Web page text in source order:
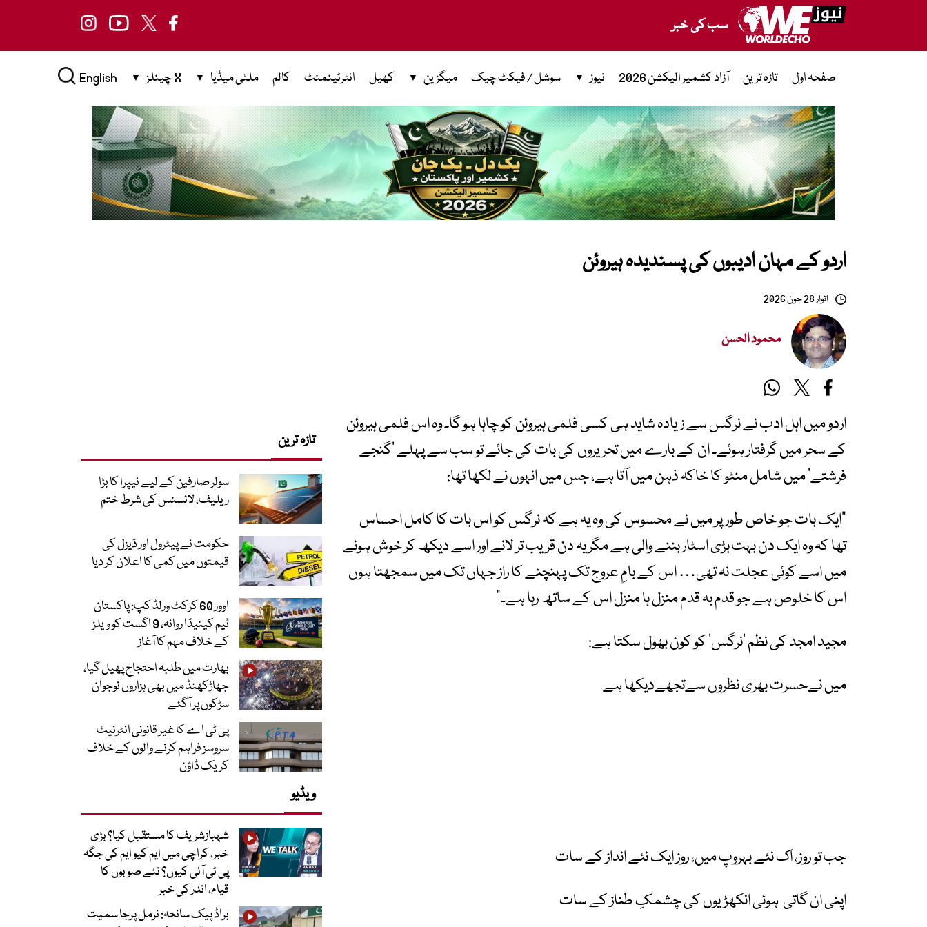
سب کی خبر
صفحہ اول تازہ ترین آزاد کشمیر الیکشن 2026 نیوز سوشل / فیکٹ چیک میگزین کھیل انٹرٹینمنٹ کالم ملٹی میڈیا X چینلز English
اردو کے مہان ادیبوں کی پسندیدہ ہیروئن
اتوار 28 جون 2026
محمود الحسن
اردو میں اہل ادب نے نرگس سے زیادہ شاید ہی کسی فلمی ہیروئن کو چاہا ہو گا۔ وہ اس فلمی ہیروئن
کے سحر میں گرفتار ہوئے۔ ان کے بارے میں تحریروں کی بات کی جائے تو سب سے پہلے‘گنجے
فرشتے‘میں شامل منٹو کا خاکہ ذہن میں آتا ہے، جس میں انہوں نے لکھا تھا:
”ایک بات جو خاص طور پر میں نے محسوس کی وہ یہ ہے کہ نرگس کو اس بات کا کامل احساس
تھا کہ وہ ایک دن بہت بڑی اسٹار بننے والی ہے مگر یہ دن قریب تر لانے اور اسے دیکھ کر خوش ہونے
میں اسے کوئی عجلت نہ تھی…اس کے بامِ عروج تک پہنچنے کا راز جہاں تک میں سمجھتا ہوں
اس کا خلوص ہے جو قدم بہ قدم منزل ہا منزل اس کے ساتھ رہا ہے۔“
مجید امجد کی نظم‘نرگس‘کو کون بھول سکتا ہے:
میں نےحسرت بھری نظروں سےتجھےدیکھا ہے
جب تو روز، اک نئے بہروپ میں، روز ایک نئے انداز کے سات
اپنی ان گاتیہوئی انکھڑیوں کی چشمکِ طناز کے سات
تازہ ترین
سولر صارفین کے لیے نیپرا کا بڑا
ریلیف، لائسنس کی شرط ختم
حکومت نے پیٹرول اور ڈیزل کی
قیمتوں میں کمی کا اعلان کر دیا
اوور 60 کرکٹ ورلڈ کپ: پاکستان
ٹیم کینیڈا روانہ، 9 اگست کو ویلز
کے خلاف مہم کا آغاز
بھارت میں طلبہ احتجاج پھیل گیا،
جھاڑکھنڈ میں بھی ہزاروں نوجوان
سڑکوں پر آگئے
پی ٹی اے کا غیر قانونی انٹرنیٹ
سروسز فراہم کرنے والوں کے خلاف
کریک ڈاؤن
ویڈیو
شہبازشریف کا مستقبل کیا؟ بڑی
خبر، کراچی میں ایم کیو ایم کی جگہ
پی ٹی آئی کیوں؟ نئے صوبوں کا
قیام، اندر کی خبر
براڈ پیک سانحہ: نرمل پرجا سمیت